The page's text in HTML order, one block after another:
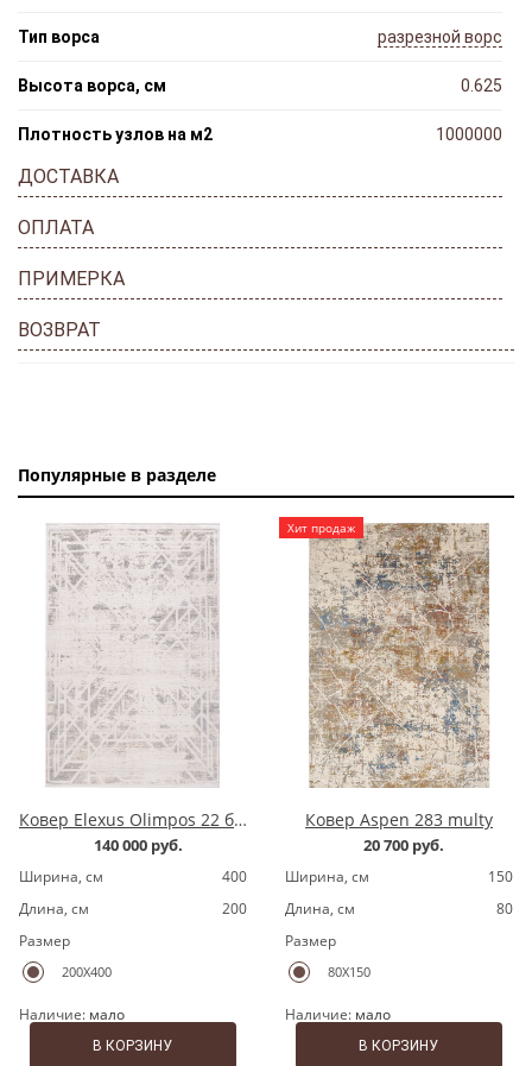
Тип ворса разрезной ворс
Высота ворса, см 0.625
Плотность узлов на м2 1000000
ДОСТАВКА
ОПЛАТА
ПРИМЕРКА
ВОЗВРАТ
Популярные в разделе
Ковер Elexus Olimpos 22 бежевый
140 000 руб.
Ширина, cм
400
Длина, cм
200
Размер
200X400
Наличие: мало
В КОРЗИНУ
Хит продаж
Ковер Aspen 283 multy
20 700 руб.
Ширина, cм
150
Длина, cм
80
Размер
80X150
Наличие: мало
В КОРЗИНУ